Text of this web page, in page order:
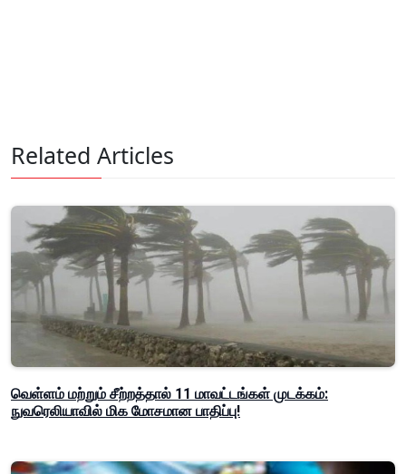
Related Articles
வெள்ளம் மற்றும் சீற்றத்தால் 11 மாவட்டங்கள் முடக்கம்:
நுவரெலியாவில் மிக மோசமான பாதிப்பு!